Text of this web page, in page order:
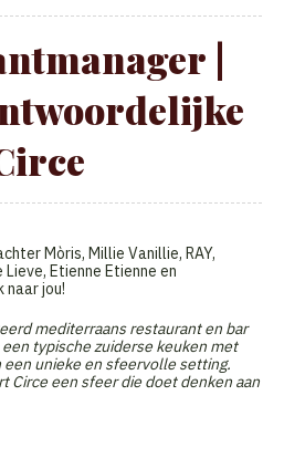
|
Mòris, Millie Vanillie, RAY,
Etienne Etienne en
naar jou!
mediterraans restaurant en bar
typische zuiderse keuken met
unieke en sfeervolle setting.
Circe een sfeer die doet denken aan